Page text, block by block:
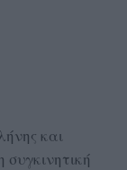
και
συγκινητική